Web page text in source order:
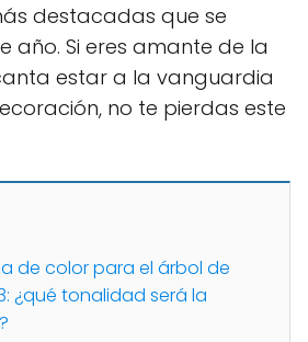
destacadas que se
año. Si eres amante de la
estar a la vanguardia
no te pierdas este
de color para el árbol de
¿qué tonalidad será la